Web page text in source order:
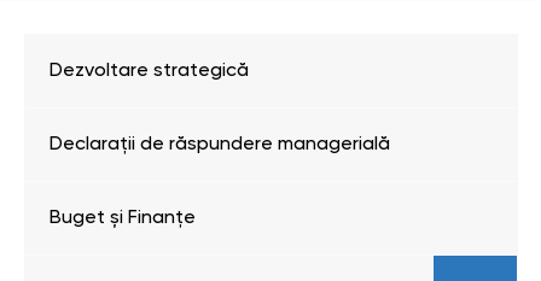
Dezvoltare strategică
Declarații de răspundere managerială
Buget și Finanțe